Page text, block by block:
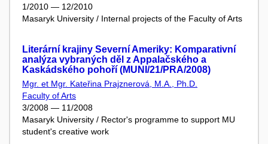
1/2010 — 12/2010
Masaryk University / Internal projects of the Faculty of Arts
Literární krajiny Severní Ameriky: Komparativní
analýza vybraných děl z Appalačského a
Kaskádského pohoří (MUNI/21/PRA/2008)
Mgr. et Mgr. Kateřina Prajznerová, M.A., Ph.D.
Faculty of Arts
3/2008 — 11/2008
Masaryk University / Rector's programme to support MU
student's creative work